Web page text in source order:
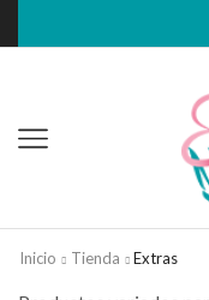
Inicio Tienda Extras